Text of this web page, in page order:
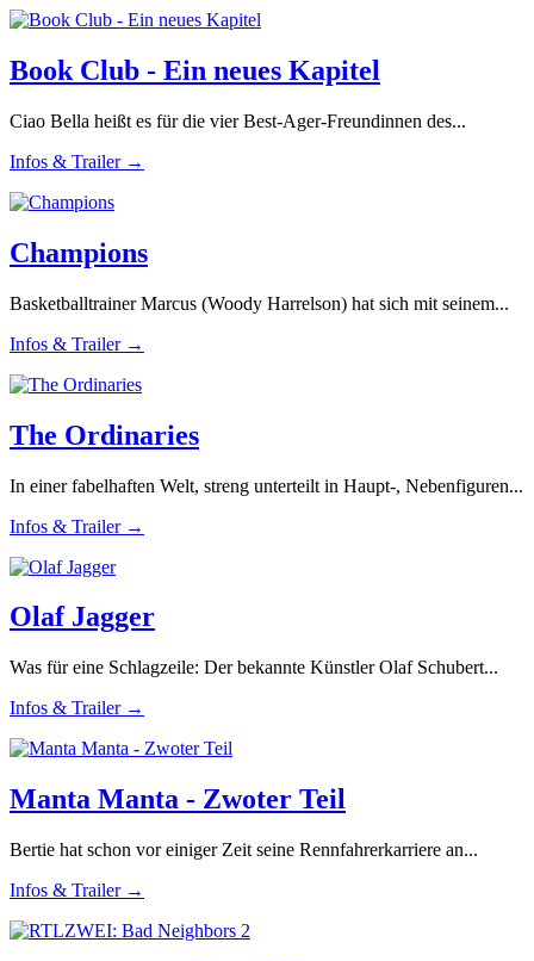
Book Club - Ein neues Kapitel
Ciao Bella heißt es für die vier Best-Ager-Freundinnen des...
Infos & Trailer →
Champions
Basketballtrainer Marcus (Woody Harrelson) hat sich mit seinem...
Infos & Trailer →
The Ordinaries
In einer fabelhaften Welt, streng unterteilt in Haupt-, Nebenfiguren...
Infos & Trailer →
Olaf Jagger
Was für eine Schlagzeile: Der bekannte Künstler Olaf Schubert...
Infos & Trailer →
Manta Manta - Zwoter Teil
Bertie hat schon vor einiger Zeit seine Rennfahrerkarriere an...
Infos & Trailer →